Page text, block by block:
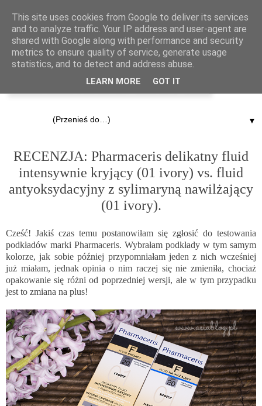
▼
RECENZJA: Pharmaceris delikatny fluid
intensywnie kryjący (01 ivory) vs. fluid
antyoksydacyjny z sylimaryną nawilżający
(01 ivory).
Cześć! Jakiś czas temu postanowiłam się zgłosić do testowania
podkładów marki Pharmaceris. Wybrałam podkłady w tym samym
kolorze, jak sobie później przypomniałam jeden z nich wcześniej
już miałam, jednak opinia o nim raczej się nie zmieniła, chociaż
opakowanie się różni od poprzedniej wersji, ale w tym przypadku
jest to zmiana na plus!
This site uses cookies from Google to deliver its services
and to analyze traffic. Your IP address and user-agent are
shared with Google along with performance and security
metrics to ensure quality of service, generate usage
statistics, and to detect and address abuse.
LEARN MORE GOT IT